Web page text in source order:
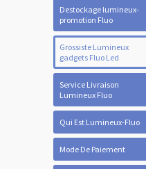
Destockage lumineux-
promotion Fluo
Grossiste Lumineux
gadgets Fluo Led
Service Livraison
Lumineux Fluo
Qui Est Lumineux-Fluo
Mode De Paiement